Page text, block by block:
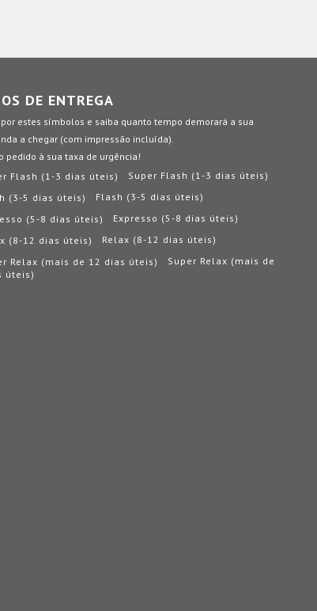
DE ENTREGA
por estes símbolos e saiba quanto tempo demorará a sua
a chegar (com impressão incluída).
pedido à sua taxa de urgência!
Super Flash (1-3 dias úteis)
Flash (3-5 dias úteis)
Expresso (5-8 dias úteis)
Relax (8-12 dias úteis)
Super Relax (mais de
úteis)